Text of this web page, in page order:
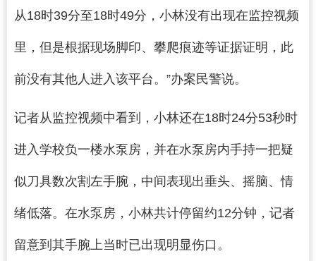
从18时39分至18时49分，小林没有出现在监控视频
里，但是根据现场脚印、攀爬痕迹等证据证明，此
前没有其他人进入该平台。”办案民警说。
记者从监控视频中看到，小林还在18时24分53秒时
进入学校负一楼水泵房，并在水泵房内手持一把疑
似刀具数次割左手腕，中间表现出垂头、摇脑、情
绪低落。在水泵房，小林共计停留约12分钟，记者
留意到其手腕上当时已出现明显伤口。